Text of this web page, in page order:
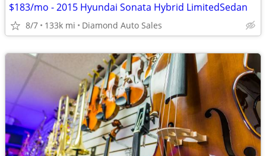
$183/mo - 2015 Hyundai Sonata Hybrid LimitedSedan
8/7 133k mi Diamond Auto Sales